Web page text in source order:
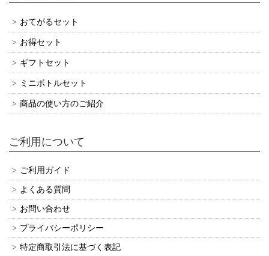
おてがるセット
お得セット
ギフトセット
ミニボトルセット
商品の使い方のご紹介
ご利用について
ご利用ガイド
よくある質問
お問い合わせ
プライバシーポリシー
特定商取引法に基づく表記